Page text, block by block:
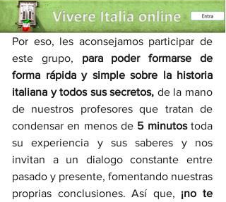
Por eso, les aconsejamos participar de
este grupo, para poder formarse de
forma rápida y simple sobre la historia
italiana y todos sus secretos, de la mano
de nuestros profesores que tratan de
condensar en menos de 5 minutos toda
su experiencia y sus saberes y nos
invitan a un dialogo constante entre
pasado y presente, fomentando nuestras
proprias conclusiones. Así que, ¡no te